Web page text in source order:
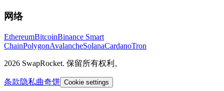
网络
EthereumBitcoinBinance Smart
ChainPolygonAvalancheSolanaCardanoTron
2026 SwapRocket. 保留所有权利。
条款隐私曲奇饼 Cookie settings